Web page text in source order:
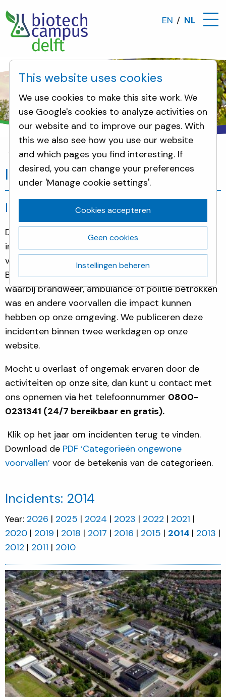
EN NL
Incidenten
Incidenten
Incidenten
De activiteiten op onze site kunnen leiden tot
incidenten die overlast of bezorgdheid kunnen
veroorzaken bij onze directe omgeving. Voor
Biotech Campus Delft melden we alle incidenten
waarbij brandweer, ambulance of politie betrokken
was en andere voorvallen die impact kunnen
hebben op onze omgeving. We publiceren deze
incidenten binnen twee werkdagen op onze
website.
Mocht u overlast of ongemak ervaren door de
activiteiten op onze site, dan kunt u contact met
ons opnemen via het telefoonnummer 0800-
0231341 (24/7 bereikbaar en gratis).
Klik op het jaar om incidenten terug te vinden.
Download de PDF ‘Categorieën ongewone
voorvallen’ voor de betekenis van de categorieën.
Incidents: 2014
Year: 2026 2025 2024 2023 2022
2021
2020
2019 2018 2017 2016 2015 2014
2013
2012
2011 2010
This website uses cookies
We use cookies to make this site work. We
use Google's cookies to analyze activities on
our website and to improve our pages. With
this we also see how you use our website
and which pages you find interesting. If
desired, you can change your preferences
under 'Manage cookie settings'.
Cookies accepteren
Geen cookies
Instellingen beheren